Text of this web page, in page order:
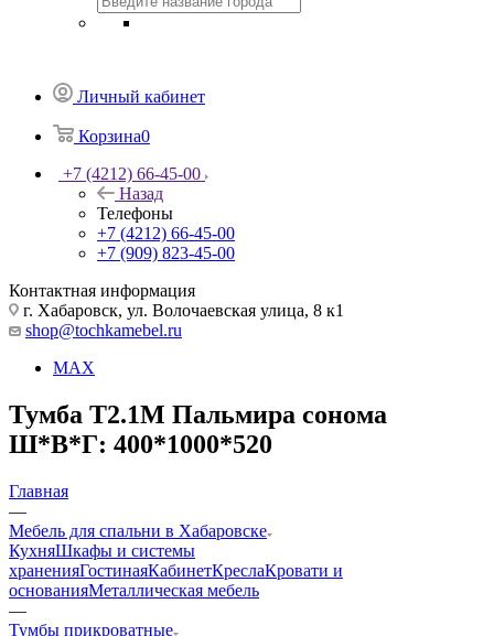
Личный кабинет
Корзина0
+7 (4212) 66-45-00
Назад
Телефоны
+7 (4212) 66-45-00
+7 (909) 823-45-00
Контактная информация
г. Хабаровск, ул. Волочаевская улица, 8 к1
shop@tochkamebel.ru
MAX
Тумба Т2.1М Пальмира сонома
Ш*В*Г: 400*1000*520
Главная
—
Мебель для спальни в Хабаровске
КухняШкафы и системы
храненияГостинаяКабинетКреслаКровати и
основанияМеталлическая мебель
—
Тумбы прикроватные